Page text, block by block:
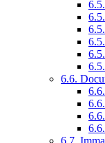
6.6.
6.7.